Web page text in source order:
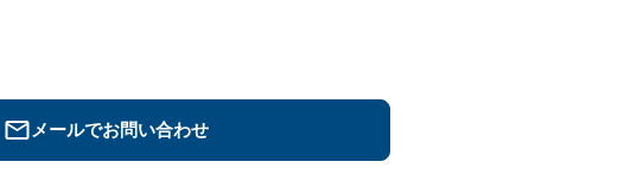
メールでお問い合わせ